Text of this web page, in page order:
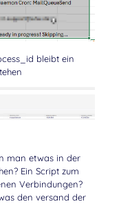
bleibt ein
man etwas in der
Ein Script zum
Verbindungen?
den versand der